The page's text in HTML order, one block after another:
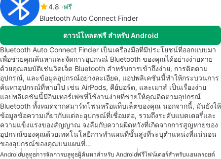
4.8 ฟรี
Bluetooth Auto Connect Finder
ดาวน์โหลดฟรี สำหรับ Android
Bluetooth Auto Connect Finder เป็นเครื่องมือที่มีประโยชน์ที่ออกแบบมา
เพื่อช่วยคุณค้นหาและจัดการอุปกรณ์ Bluetooth ของคุณได้อย่างง่ายดาย
ด้วยคุณสมบัติเช่นวิดเจ็ต Bluetooth สำหรับการเข้าถึงง่าย, การติดตาม
อุปกรณ์, และข้อมูลอุปกรณ์อย่างละเอียด, แอปพลิเคชันนี้ทำให้กระบวนการ
ค้นหาอุปกรณ์ที่หายไป เช่น AirPods, คีย์บอร์ด, และเมาส์ เป็นเรื่องง่าย
แอปพลิเคชันนี้มีอินเทอร์เฟซที่ใช้งานง่ายที่ช่วยให้คุณติดตามอุปกรณ์
Bluetooth ทั้งหมดจากสมาร์ทโฟนหรือแท็บเล็ตของคุณ นอกจากนี้, มันยังให้
ข้อมูลข้อความเกี่ยวกับแต่ละอุปกรณ์ที่เชื่อมต่อ, รวมถึงระดับแบตเตอรี่และ
ความแข็งแรงของสัญญาณ จงลืมกับความผิดหวังที่เกิดจากการสูญหายของ
อุปกรณ์ของคุณด้วยเทคโนโลยีการทำแผนที่ขั้นสูงที่ระบุตำแหน่งที่แน่นอน
ของอุปกรณ์ของคุณบนแผนที่…
Androidบลูทูธการจัดการบลูทูธผู้ค้นหาสำหรับ Androidฟรีไฟน์เดอร์สำหรับแอนดรอยด์